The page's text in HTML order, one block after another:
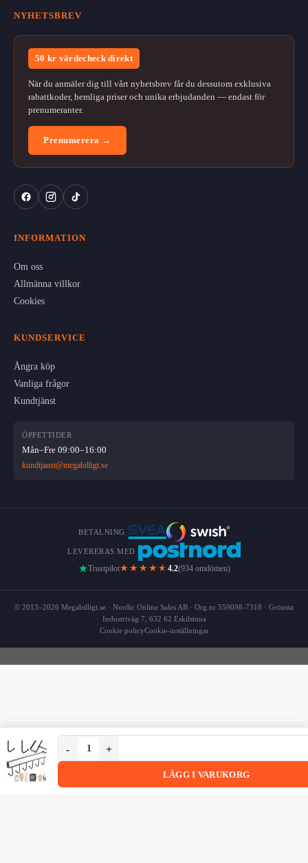
NYHETSBREV
50 kr värdecheck direkt
När du anmäler dig till vårt nyhetsbrev får du dessutom exklusiva
rabattkoder, hemliga priser och unika erbjudanden — endast för
prenumeranter.
Prenumerera →
INFORMATION
Om oss
Allmänna villkor
Cookies
KUNDSERVICE
Ångra köp
Vanliga frågor
Kundtjänst
ÖPPETTIDER
Mån–Fre 09:00–16:00
kundtjanst@megabilligt.se
BETALNING
LEVERERAS MED
Trustpilot★★★★ ★ 4.2(934 omdömen)
© 2013–2026 Megabilligt.se · Nordic Online Sales AB · Org.nr 559098-7318 · Grönsta
Industriväg 7, 632 62 Eskilstuna
Cookie policyCookie-inställningar
Svart Metall Kökshängare med 6 Krokar för Köksredskap
Svart Metall Kökshängare med 6 Krokar för Köksredskap
LÄGG I VARUKORG